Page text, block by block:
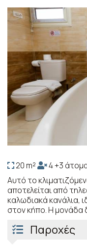
20 m² 4 +3
Αυτό το
αποτελείται από
καλωδιακά κανάλια,
στον κήπο. Η μονάδα
Παροχές